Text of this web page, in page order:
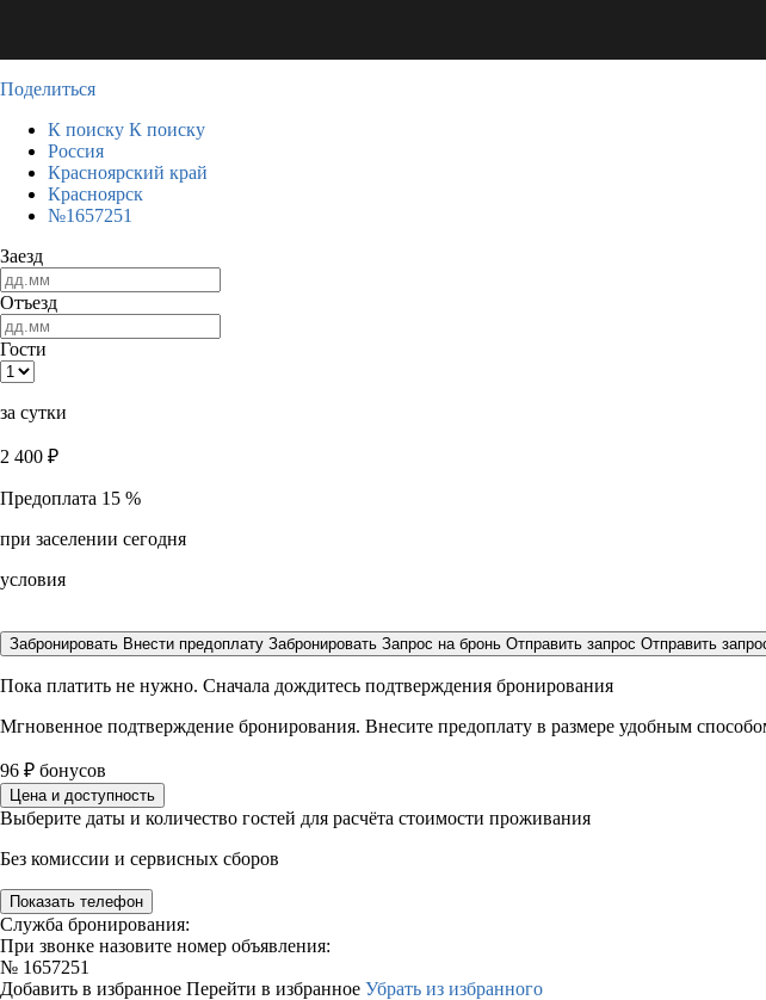
Поделиться
К поиску К поиску
Россия
Красноярский край
Красноярск
№1657251
Заезд
Отъезд
Гости
за сутки
2 400 ₽
Предоплата 15 %
при заселении сегодня
условия
Забронировать Внести предоплату Забронировать Запрос на бронь Отправить запрос Отправить
Пока платить не нужно. Сначала дождитесь подтверждения бронирования
Мгновенное подтверждение бронирования. Внесите предоплату в размере удобным
96 ₽ бонусов
Цена и доступность
Выберите даты и количество гостей для расчёта стоимости проживания
Без комиссии и сервисных сборов
Показать телефон
Служба бронирования:
При звонке назовите номер объявления:
№ 1657251
Добавить в избранное Перейти в избранное Убрать из избранного